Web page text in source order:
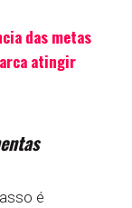
das metas
atingir
é